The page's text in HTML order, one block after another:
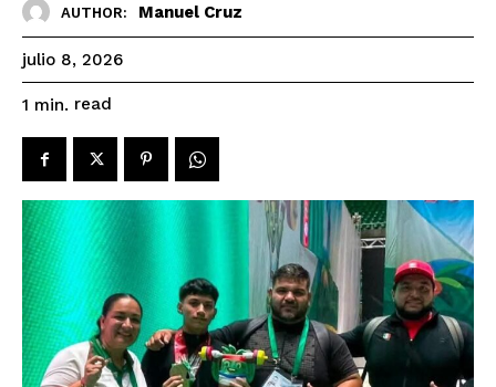
AUTHOR: Manuel Cruz
julio 8, 2026
1 min. read